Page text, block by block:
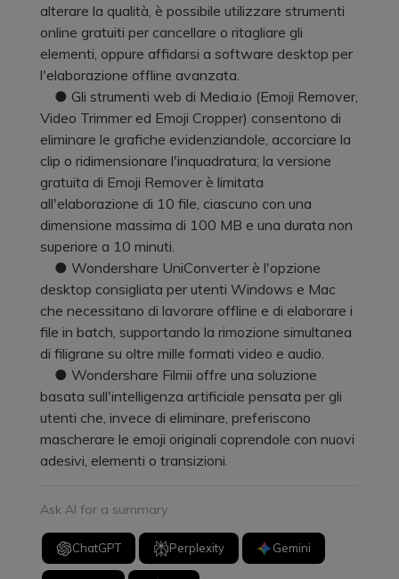
alterare la qualità, è possibile utilizzare strumenti
online gratuiti per cancellare o ritagliare gli
elementi, oppure affidarsi a software desktop per
l'elaborazione offline avanzata.
● Gli strumenti web di Media.io (Emoji Remover,
Video Trimmer ed Emoji Cropper) consentono di
eliminare le grafiche evidenziandole, accorciare la
clip o ridimensionare l'inquadratura; la versione
gratuita di Emoji Remover è limitata
all'elaborazione di 10 file, ciascuno con una
dimensione massima di 100 MB e una durata non
superiore a 10 minuti.
● Wondershare UniConverter è l'opzione
desktop consigliata per utenti Windows e Mac
che necessitano di lavorare offline e di elaborare i
file in batch, supportando la rimozione simultanea
di filigrane su oltre mille formati video e audio.
● Wondershare Filmii offre una soluzione
basata sull'intelligenza artificiale pensata per gli
utenti che, invece di eliminare, preferiscono
mascherare le emoji originali coprendole con nuovi
adesivi, elementi o transizioni.
Ask AI for a summary
ChatGPT Perplexity Gemini